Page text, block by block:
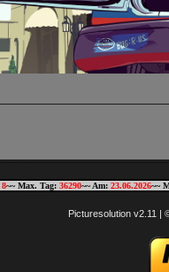
8~~ Max. Tag: 36290~~ Am: 23.06.2026~~
Picturesolution v2.11 |